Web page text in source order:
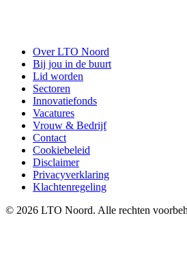
Over LTO Noord
Bij jou in de buurt
Lid worden
Sectoren
Innovatiefonds
Vacatures
Vrouw & Bedrijf
Contact
Cookiebeleid
Disclaimer
Privacyverklaring
Klachtenregeling
© 2026 LTO Noord. Alle rechten